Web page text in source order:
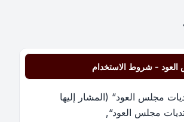
العود - شروط الاستخدام
مجلس العود“ (المشار إليها
مجلس العود“,